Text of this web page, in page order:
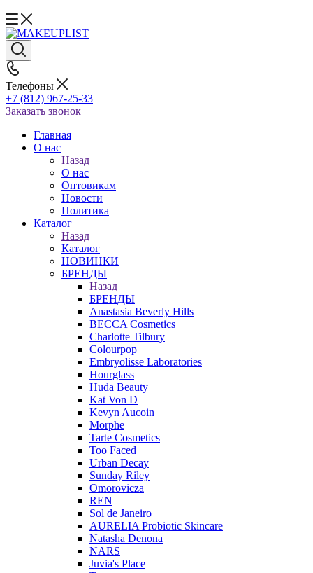
Телефоны
+7 (812) 967-25-33
Заказать звонок
Главная
О нас
Назад
О нас
Оптовикам
Новости
Политика
Каталог
Назад
Каталог
НОВИНКИ
БРЕНДЫ
Назад
БРЕНДЫ
Anastasia Beverly Hills
BECCA Cosmetics
Charlotte Tilbury
Colourpop
Embryolisse Laboratories
Hourglass
Huda Beauty
Kat Von D
Kevyn Aucoin
Morphe
Tarte Cosmetics
Too Faced
Urban Decay
Sunday Riley
Omorovicza
REN
Sol de Janeiro
AURELIA Probiotic Skincare
Natasha Denona
NARS
Juvia's Place